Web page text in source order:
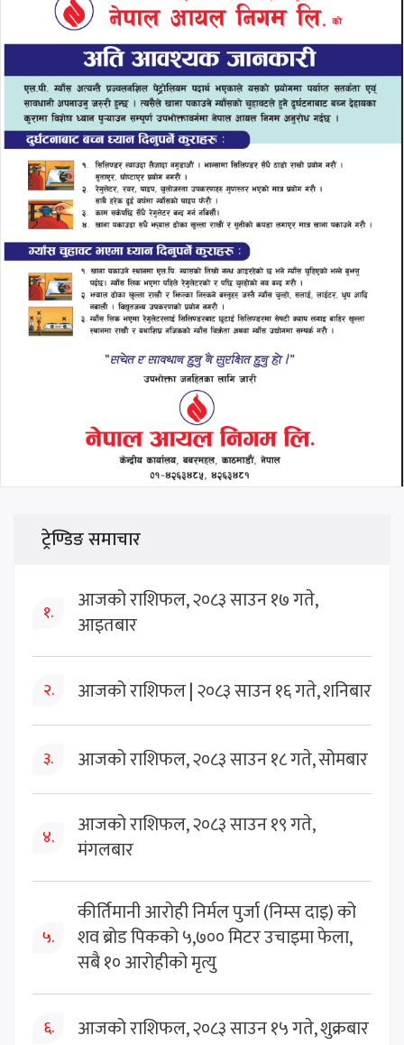
ट्रेण्डिङ समाचार
१.
आजको राशिफल, २०८३ साउन १७ गते,
आइतबार
२. आजको राशिफल | २०८३ साउन १६ गते, शनिबार
३. आजको राशिफल, २०८३ साउन १८ गते, सोमबार
४.
आजको राशिफल, २०८३ साउन १९ गते,
मंगलबार
५.
कीर्तिमानी आरोही निर्मल पुर्जा (निम्स दाइ) को
शव ब्रोड पिकको ५,७०० मिटर उचाइमा फेला,
सबै १० आरोहीको मृत्यु
६. आजको राशिफल, २०८३ साउन १५ गते, शुक्रबार